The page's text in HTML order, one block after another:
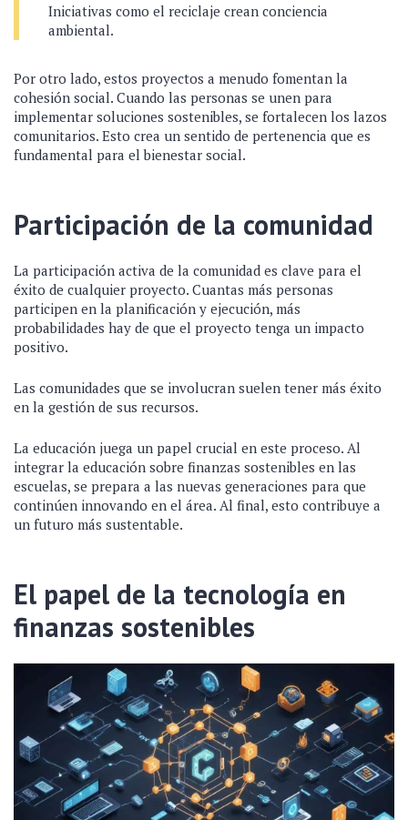
Iniciativas como el reciclaje crean conciencia
ambiental.
Por otro lado, estos proyectos a menudo fomentan la
cohesión social. Cuando las personas se unen para
implementar soluciones sostenibles, se fortalecen los lazos
comunitarios. Esto crea un sentido de pertenencia que es
fundamental para el bienestar social.
Participación de la comunidad
La participación activa de la comunidad es clave para el
éxito de cualquier proyecto. Cuantas más personas
participen en la planificación y ejecución, más
probabilidades hay de que el proyecto tenga un impacto
positivo.
Las comunidades que se involucran suelen tener más éxito
en la gestión de sus recursos.
La educación juega un papel crucial en este proceso. Al
integrar la educación sobre finanzas sostenibles en las
escuelas, se prepara a las nuevas generaciones para que
continúen innovando en el área. Al final, esto contribuye a
un futuro más sustentable.
El papel de la tecnología en
finanzas sostenibles